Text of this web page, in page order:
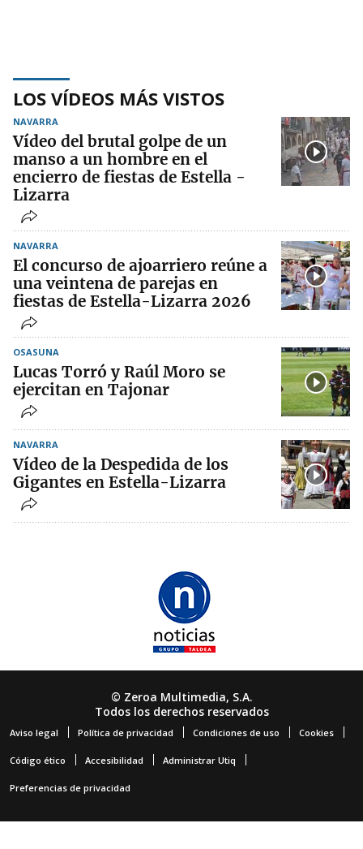
LOS VÍDEOS MÁS VISTOS
NAVARRA
Vídeo del brutal golpe de un
manso a un hombre en el
encierro de fiestas de Estella -
Lizarra
NAVARRA
El concurso de ajoarriero reúne a
una veintena de parejas en
fiestas de Estella-Lizarra 2026
OSASUNA
Lucas Torró y Raúl Moro se
ejercitan en Tajonar
NAVARRA
Vídeo de la Despedida de los
Gigantes en Estella-Lizarra
© Zeroa Multimedia, S.A.
Todos los derechos reservados
Aviso legal Política de privacidad Condiciones de uso Cookies
Código ético Accesibilidad Administrar Utiq
Preferencias de privacidad